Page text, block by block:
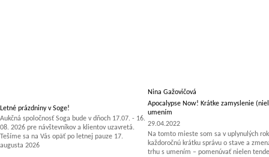
Letné prázdniny v Soge!
Aukčná spoločnosť Soga bude v dňoch 17.07. - 16.
08. 2026 pre návštevníkov a klientov uzavretá.
Tešíme sa na Vás opäť po letnej pauze 17.
augusta 2026
Nina Gažovičová
Apocalypse Now! Krátke zamyslenie
umením
29.04.2022
Na tomto mieste som sa v uplynulých
každoročnú krátku správu o stave a
trhu s umením – pomenúvať nielen